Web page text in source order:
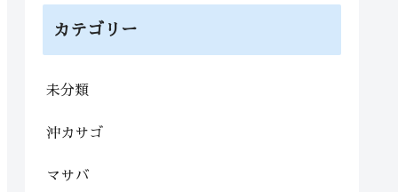
カテゴリー
未分類
沖カサゴ
マサバ